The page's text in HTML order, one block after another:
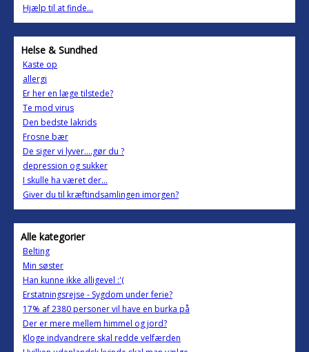
Hjælp til at finde...
Helse & Sundhed
Kaste op
allergi
Er her en læge tilstede?
Te mod virus
Den bedste lakrids
Frosne bær
De siger vi lyver....gør du ?
depression og sukker
I skulle ha været der...
Giver du til kræftindsamlingen imorgen?
Alle kategorier
Belting
Min søster
Han kunne ikke alligevel :'(
Erstatningsrejse - Sygdom under ferie?
17% af 2380 personer vil have en burka på
Der er mere mellem himmel og jord?
Kloge indvandrere skal redde velfærden